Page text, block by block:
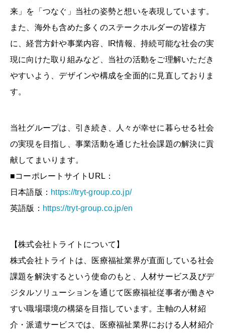
来」を「つなぐ」当社の姿勢と想いを表現しています。
また、海外も含めた多くのステークホルダーの皆様方
に、経営方針や事業内容、IR情報、持続可能な社会の実
現に向けた取り組みなど、当社の活動をご理解いただき
やすいよう、デザインや構成を全面的に見直しておりま
す。
当社グループは、引き続き、人々が幸せに暮らせる社会
の実現を目指し、事業活動を通じた社会課題の解決に貢
献してまいります。
■コーポレートサイトURL：
日本語版： https://tryt-group.co.jp/
英語版： https://tryt-group.co.jp/en
【株式会社トライトについて】
株式会社トライトは、医療福祉業界が直面している社会
課題を解決するという使命のもと、人材サービス及びデ
ジタルソリューションを通じて医療福祉従事者が働きや
すい職場環境の構築を目指しています。主軸の人材紹
介・派遣サービスでは、医療福祉業界における人材紹介